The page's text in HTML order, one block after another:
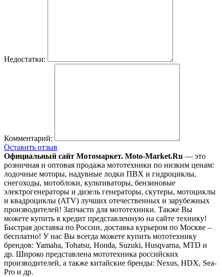
Недостатки:
Комментарий:
Оставить отзыв
Официальный сайт Мотомаркет. Moto-Market.Ru — это
розничная и оптовая продажа мототехники по низким ценам:
лодочные моторы, надувные лодки ПВХ и гидроциклы,
снегоходы, мотоблоки, культиваторы, бензиновые
электрогенераторы и дизель генераторы, скутеры, мотоциклы
и квадроциклы (ATV) лучших отечественных и зарубежных
производителей! Запчасти для мототехники. Также Вы
можете купить в кредит представленную на сайте технику!
Быстрая доставка по России, доставка курьером по Москве –
бесплатно! У нас Вы всегда можете купить мототехнику
брендов: Yamaha, Tohatsu, Honda, Suzuki, Husqvarna, MTD и
др. Широко представлена мототехника российских
производителей, а также китайские бренды: Nexus, HDX, Sea-
Pro и др.